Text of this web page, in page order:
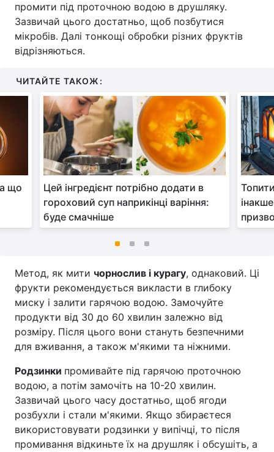
промити під проточною водою в друшляку.
Зазвичай цього достатньо, щоб позбутися
мікробів. Далі тонкощі обробки різних фруктів
відрізняються.
ЧИТАЙТЕ ТАКОЖ:
що
Цей інгредієнт потрібно додати в
гороховий суп наприкінці варіння:
буде смачніше
Метод, як мити чорнослив і курагу, однаковий. Ці
фрукти рекомендується викласти в глибоку
миску і залити гарячою водою. Замочуйте
продукти від 30 до 60 хвилин залежно від
розміру. Після цього вони стануть безпечними
для вживання, а також м'якими та ніжними.
Родзинки промивайте під гарячою проточною
водою, а потім замочіть на 10-20 хвилин.
Зазвичай цього часу достатньо, щоб ягоди
розбухли і стали м'якими. Якщо збираєтеся
використовувати родзинки у випічці, то після
промивання відкиньте їх на друшляк і обсушіть, а